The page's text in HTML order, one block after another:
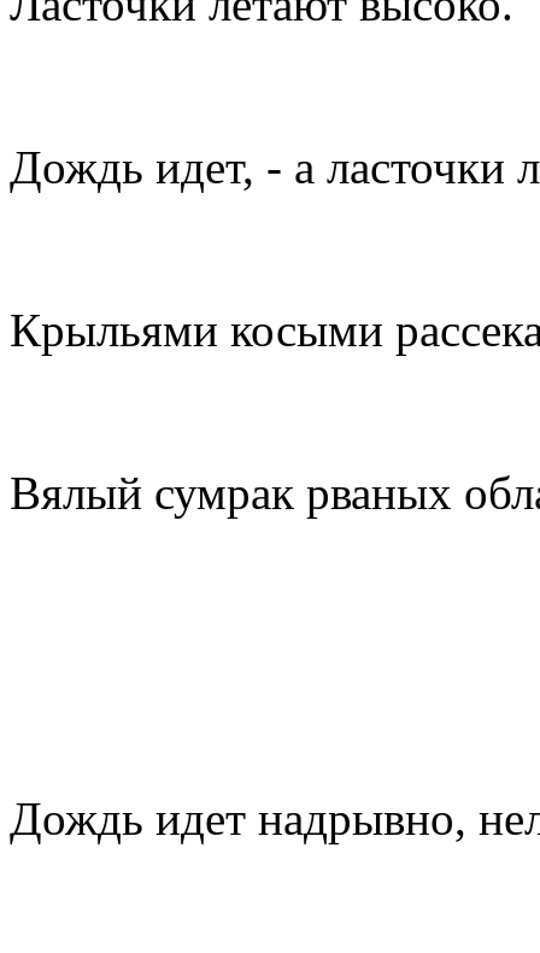
Дождь идет, - а ласточки
Крыльями косыми
Вялый сумрак рваных
Дождь идет надрывно,